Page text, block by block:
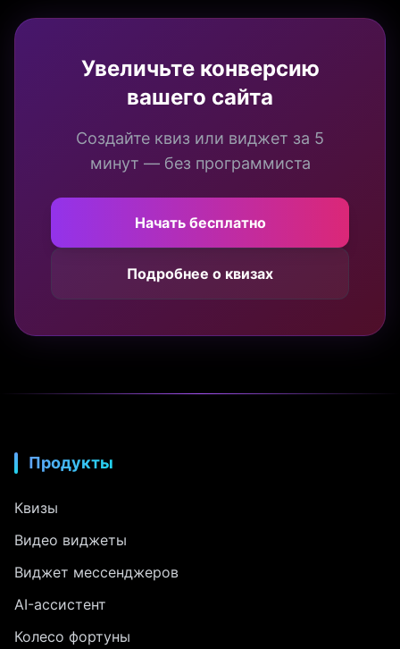
Увеличьте конверсию
вашего сайта
Создайте квиз или виджет за 5
минут — без программиста
Начать бесплатно
Подробнее о квизах
Продукты
Квизы
Видео виджеты
Виджет мессенджеров
AI-ассистент
Колесо фортуны